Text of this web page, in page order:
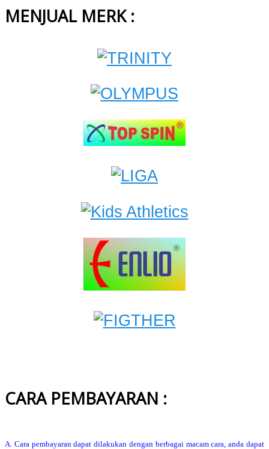
MENJUAL MERK :
CARA PEMBAYARAN :
A. Cara pembayaran dapat dilakukan dengan berbagai macam cara, anda dapat